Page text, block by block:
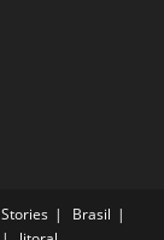
Brasil